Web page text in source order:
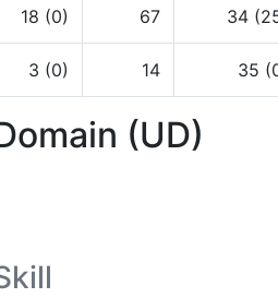
18 (0) 67 34
3 (0) 14 35
(UD)